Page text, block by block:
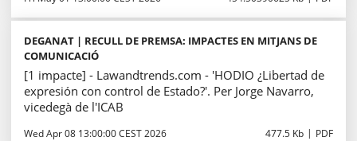
DEGANAT | RECULL DE PREMSA: IMPACTES EN MITJANS DE
COMUNICACIÓ
[1 impacte] - Lawandtrends.com - 'HODIO ¿Libertad de
expresión con control de Estado?'. Per Jorge Navarro,
vicedegà de l'ICAB
Wed Apr 08 13:00:00 CEST 2026 477.5 Kb PDF